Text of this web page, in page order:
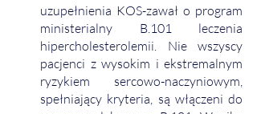
uzupełnienia KOS-zawał o program
ministerialny B.101 leczenia
hipercholesterolemii. Nie wszyscy
pacjenci z wysokim i ekstremalnym
ryzykiem sercowo-naczyniowym,
spełniający kryteria, są włączeni do